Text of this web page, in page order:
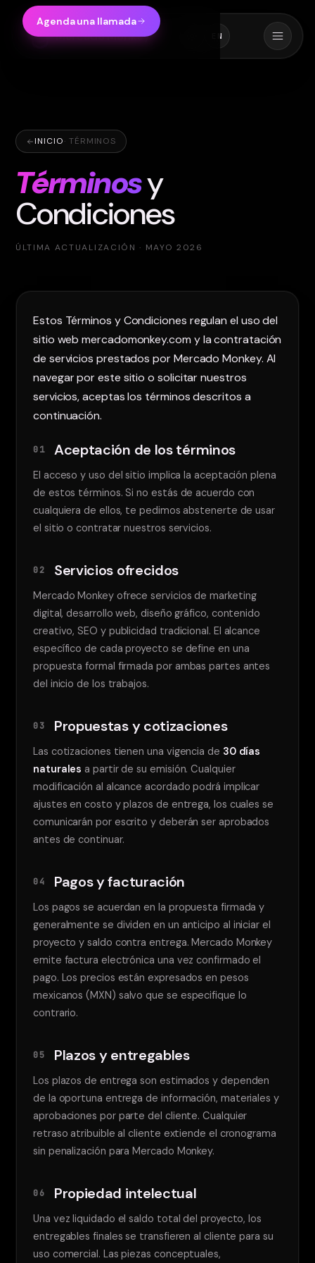
Mercado Monkey EN
Agenda una llamada
INICIO· TÉRMINOS
Términosy
Condiciones
ÚLTIMA ACTUALIZACIÓN · MAYO 2026
Estos Términos y Condiciones regulan el uso del
sitio web mercadomonkey.com y la contratación
de servicios prestados por Mercado Monkey. Al
navegar por este sitio o solicitar nuestros
servicios, aceptas los términos descritos a
continuación.
01 Aceptación de los términos
El acceso y uso del sitio implica la aceptación plena
de estos términos. Si no estás de acuerdo con
cualquiera de ellos, te pedimos abstenerte de usar
el sitio o contratar nuestros servicios.
02 Servicios ofrecidos
Mercado Monkey ofrece servicios de marketing
digital, desarrollo web, diseño gráfico, contenido
creativo, SEO y publicidad tradicional. El alcance
específico de cada proyecto se define en una
propuesta formal firmada por ambas partes antes
del inicio de los trabajos.
03 Propuestas y cotizaciones
Las cotizaciones tienen una vigencia de 30 días
naturales a partir de su emisión. Cualquier
modificación al alcance acordado podrá implicar
ajustes en costo y plazos de entrega, los cuales se
comunicarán por escrito y deberán ser aprobados
antes de continuar.
04 Pagos y facturación
Los pagos se acuerdan en la propuesta firmada y
generalmente se dividen en un anticipo al iniciar el
proyecto y saldo contra entrega. Mercado Monkey
emite factura electrónica una vez confirmado el
pago. Los precios están expresados en pesos
mexicanos (MXN) salvo que se especifique lo
contrario.
05 Plazos y entregables
Los plazos de entrega son estimados y dependen
de la oportuna entrega de información, materiales y
aprobaciones por parte del cliente. Cualquier
retraso atribuible al cliente extiende el cronograma
sin penalización para Mercado Monkey.
06 Propiedad intelectual
Una vez liquidado el saldo total del proyecto, los
entregables finales se transfieren al cliente para su
uso comercial. Las piezas conceptuales,